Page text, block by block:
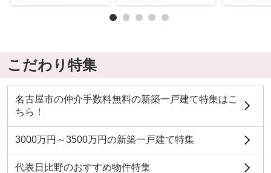
こだわり特集
名古屋市の仲介手数料無料の新築一戸建て特集はこ
ちら！
3000万円～3500万円の新築一戸建て特集
代表日比野のおすすめ物件特集